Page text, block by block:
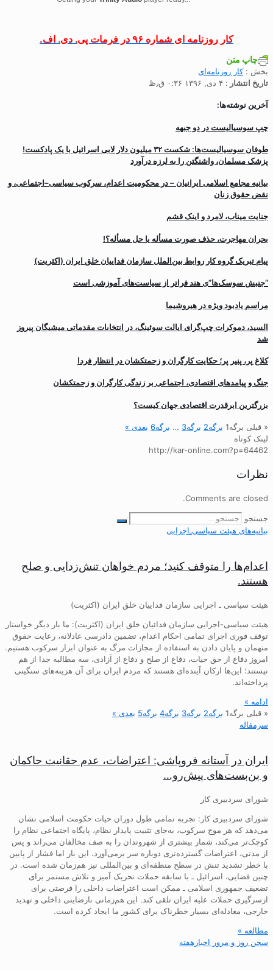
کار روزنامه ای شماره ۹۶ در فرمات پی. دی. اف.
چاپ متن
بخش :کار روزنامه‌ای
تاریخ انتشار : ۴ دی, ۱۳۹۶ ۰:۳۶ ق٫ظ
آخرین نوشته‌ها:
چپ سوسیالیست در دو جبهه
طوفان سوسیالیست‌ها: شکست ۳۲ میلیون دلار لابی اسرائیل با یک پادکست!
پزشک مسلمان، واشنگتن را به لرزه درآورد
بیانیه مجامع اسلامی ایرانیان – در محکومیت اعدام، سرکوب سیاسی–اجتماعی، و
نقض حقوق زنان
جنایت میناب، لامرد و اینک قشم
بحران مهاجرت‌، حذف صورت مسأله یا حل مسأله؟!
پیام تبریک گروه کار روابط بین‌الملل سازمان فداییان خلق ایران (اکثریت)
“جنبش سوسک‌ها”ی هند فراتر از سیاست‌های آموزشی است
مراسم یادبود ویژه در هیروشیما
السید، دموکرات چپ‌گرای ایالت سوئینگ، در انتخابات مقدماتی میشیگان پیروز
شد
کلاغ پر، پنیر پر؛ حکایت کارگران و زحمتکشان در انتظار فردا
جنگ و پیامدهای اقتصادی، اجتماعی بر زندگی کارگران و زحمتکشان
بزرگترین ابرقدرت اقتصادی جهان کیست؟
« قبلی برگه1 برگه2 برگه3
… برگه6 بعدی »
لینک کوتاه
http://kar-online.com?p=64462
نظرات
Comments are closed.
جستجو
بیانیه‌های هیئت‌ سیاسی‌ـ‌اجرایی
اعدام‌ها را متوقف کنید؛ مردم خواهان تنش‌زدایی و صلح
هستند.
هیئت سیاسی ـ اجرایی سازمان فداییان خلق ایران (اکثریت)
هیئت سیاسی-اجرایی سازمان فدائیان خلق ایران (اکثریت): ما بار دیگر خواستار
توقف فوری اجرای تمامی احکام اعدام، تضمین دادرسی عادلانه، رعایت حقوق
متهمان و پایان دادن به استفاده از مجازات مرگ به عنوان ابزار سرکوب هستیم.
امروز دفاع از حق حیات، دفاع از صلح و دفاع از آزادی، سه مطالبه جدا از هم
نیستند؛ این‌ها ارکان آینده‌ای هستند که مردم ایران برای آن هزینه‌های سنگینی
پرداخته‌اند.
ادامه »
« قبلی برگه1 برگه2 برگه3 برگه4 برگه5 بعدی »
سرمقاله
ایران در آستانه فروپاشی: اعتراضات، عدم حقانیت حاکمان
و بن‌بست‌های پیش‌رو…
شورای سردبیری کار
شورای سردبیری کار: تجربه تمامی طول دوران حیات حکومت اسلامی نشان
می‌دهد که هر موج سرکوب، به‌جای تثبیت پایدار نظام، پایگاه اجتماعی نظام را
کوچک‌تر می‌کند، شمار بیشتری از شهروندان را به صف مخالفان می‌راند و پس
از مدتی، اعتراضات گسترده‌تری دوباره سر برمی‌آورد. این بار اما فشار از پایین
با خطر تشدید تنش در سطح منطقه‌ای و بین‌المللی نیز هم‌زمان شده است. در
چنین فضایی، اسرائیل ـ با سابقه حملات تحریک آمیز و تلاش مستمر برای
تضعیف جمهوری اسلامی ـ ممکن است اعتراضات داخلی را فرصتی برای
ازسرگیری حملات علیه ایران تلقی کند. این هم‌زمانی نارضایتی داخلی و تهدید
خارجی، معادله‌ای بسیار خطرناک برای کشور ما ایجاد کرده است.
مطالعه »
سخن روز و مرور اخبارهفته